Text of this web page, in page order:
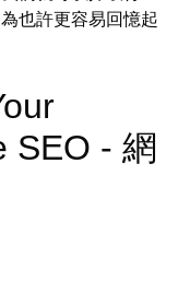
也許更容易回憶起
SEO - 網